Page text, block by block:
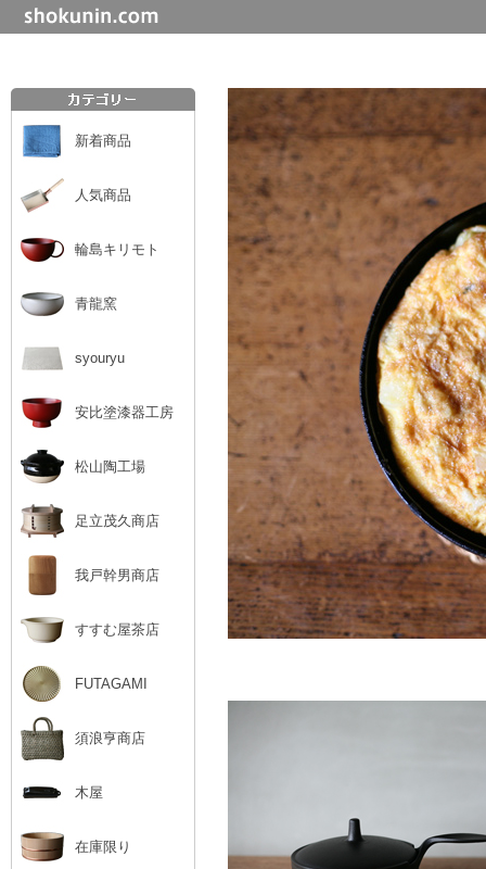
新着商品
人気商品
輪島キリモト
青龍窯
syouryu
安比塗漆器工房
松山陶工場
足立茂久商店
我戸幹男商店
すすむ屋茶店
FUTAGAMI
須浪亨商店
木屋
在庫限り